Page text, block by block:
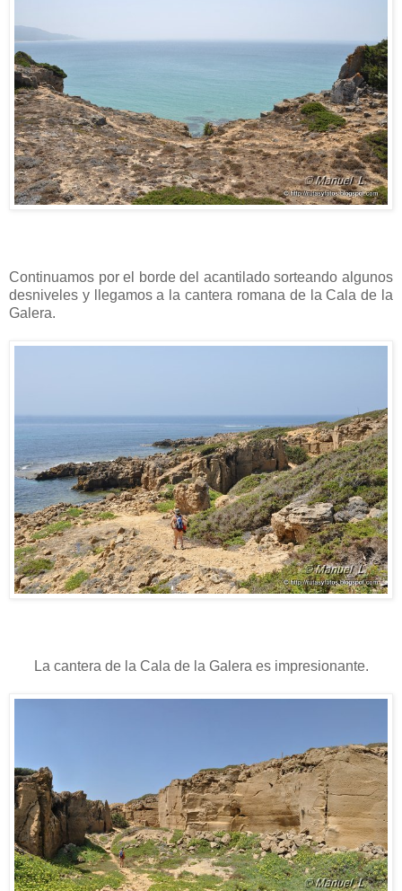
Continuamos por el borde del acantilado sorteando algunos
desniveles y llegamos a la cantera romana de la Cala de la
Galera.
La cantera de la Cala de la Galera es impresionante.